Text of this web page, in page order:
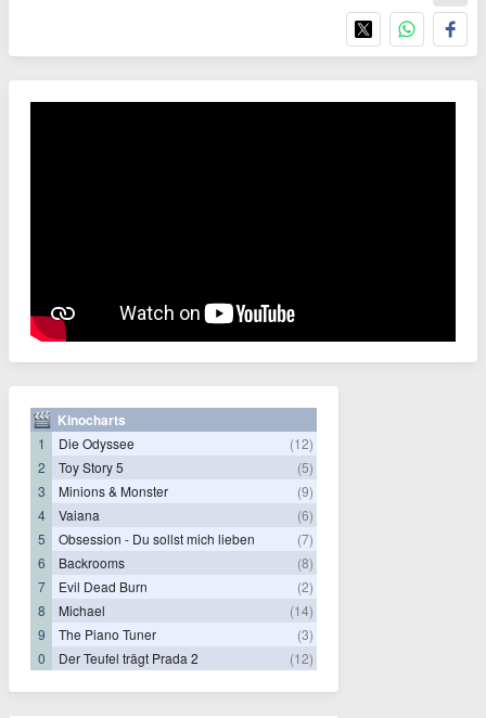
Kinocharts
1 Die Odyssee
(12)
2
Toy Story 5
(5)
3
Minions & Monster
(9)
4
Vaiana
(6)
5
Obsession - Du sollst mich lieben
(7)
6
Backrooms
(8)
7
Evil Dead Burn
(2)
8
Michael
(14)
9
The Piano Tuner
(3)
0
Der Teufel trägt Prada 2 (12)